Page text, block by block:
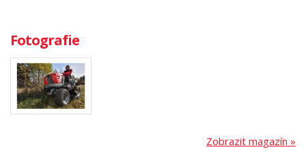
Fotografie
Zobrazit magazín »